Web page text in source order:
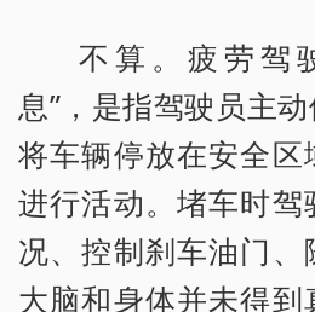
不算。疲劳驾
息”，是指驾驶员主
将车辆停放在安全区
进行活动。堵车时驾
况、控制刹车油门、
大脑和身体并未得